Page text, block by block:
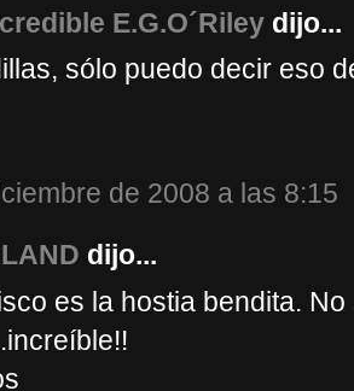
E.G.O´Riley dijo...
sólo puedo decir eso
de 2008 a las 8:15
dijo...
es la hostia bendita.